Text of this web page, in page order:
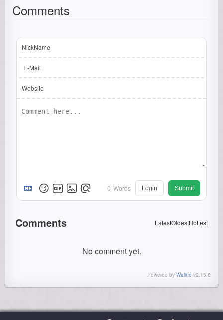
Comments
NickName
E-Mail
Website
0 Words Login Submit
Comments LatestOldestHottest
No comment yet.
Powered by Waline v2.15.8